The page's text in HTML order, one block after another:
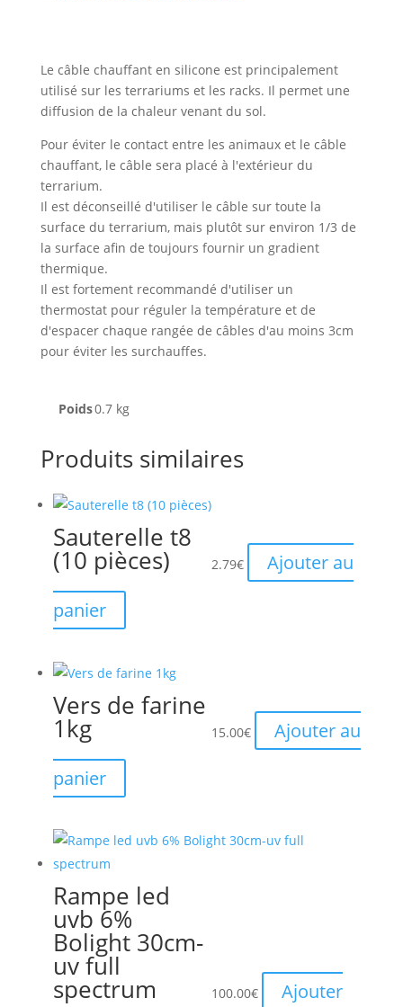
Le câble chauffant en silicone est principalement
utilisé sur les terrariums et les racks. Il permet une
diffusion de la chaleur venant du sol.
Pour éviter le contact entre les animaux et le câble
chauffant, le câble sera placé à l'extérieur du
terrarium.
Il est déconseillé d'utiliser le câble sur toute la
surface du terrarium, mais plutôt sur environ 1/3 de
la surface afin de toujours fournir un gradient
thermique.
Il est fortement recommandé d'utiliser un
thermostat pour réguler la température et de
d'espacer chaque rangée de câbles d'au moins 3cm
pour éviter les surchauffes.
Poids0.7 kg
Produits similaires
Sauterelle t8
(10 pièces) 2.79€
Ajouter au
panier
Vers de farine
1kg 15.00€
Ajouter au
panier
Rampe led
uvb 6%
Bolight 30cm-
uv full
spectrum 100.00€
Ajouter